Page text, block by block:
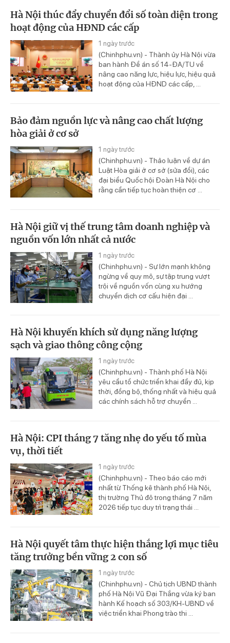
Hà Nội thúc đẩy chuyển đổi số toàn diện trong
hoạt động của HĐND các cấp
1 ngày trước
(Chinhphu.vn) - Thành ủy Hà Nội vừa
ban hành Đề án số 14-ĐA/TU về
nâng cao năng lực, hiệu lực, hiệu quả
hoạt động của HĐND các cấp, ...
Bảo đảm nguồn lực và nâng cao chất lượng
hòa giải ở cơ sở
1 ngày trước
(Chinhphu.vn) - Thảo luận về dự án
Luật Hòa giải ở cơ sở (sửa đổi), các
đại biểu Quốc hội Đoàn Hà Nội cho
rằng cần tiếp tục hoàn thiện cơ ...
Hà Nội giữ vị thế trung tâm doanh nghiệp và
nguồn vốn lớn nhất cả nước
1 ngày trước
(Chinhphu.vn) - Sự lớn mạnh không
ngừng về quy mô, sự tập trung vượt
trội về nguồn vốn cùng xu hướng
chuyển dịch cơ cấu hiện đại ...
Hà Nội khuyến khích sử dụng năng lượng
sạch và giao thông công cộng
1 ngày trước
(Chinhphu.vn) - Thành phố Hà Nội
yêu cầu tổ chức triển khai đầy đủ, kịp
thời, đồng bộ, thống nhất và hiệu quả
các chính sách hỗ trợ chuyển ...
Hà Nội: CPI tháng 7 tăng nhẹ do yếu tố mùa
vụ, thời tiết
1 ngày trước
(Chinhphu.vn) - Theo báo cáo mới
nhất từ Thống kê thành phố Hà Nội,
thị trường Thủ đô trong tháng 7 năm
2026 tiếp tục duy trì trạng thái ...
Hà Nội quyết tâm thực hiện thắng lợi mục tiêu
tăng trưởng bền vững 2 con số
1 ngày trước
(Chinhphu.vn) - Chủ tịch UBND thành
phố Hà Nội Vũ Đại Thắng vừa ký ban
hành Kế hoạch số 303/KH-UBND về
việc triển khai Phong trào thi ...